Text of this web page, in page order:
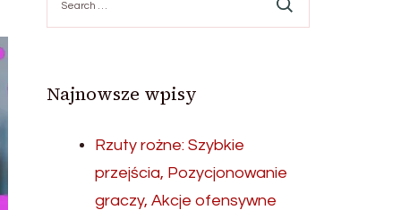
for:
Najnowsze wpisy
Rzuty rożne: Szybkie
przejścia, Pozycjonowanie
graczy, Akcje ofensywne